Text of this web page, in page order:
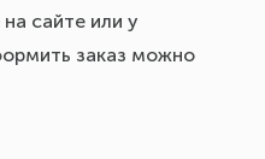
сайте или у
заказ можно